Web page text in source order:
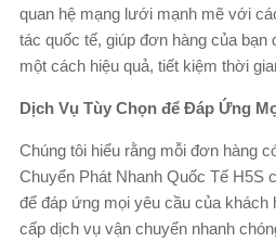
quan hệ mạng lưới mạnh mẽ với
tác quốc tế, giúp đơn hàng của
một cách hiệu quả, tiết kiệm thời
Dịch Vụ Tùy Chọn để Đáp Ứng
Chúng tôi hiểu rằng mỗi đơn hàng
Chuyển Phát Nhanh Quốc Tế H5S
để đáp ứng mọi yêu cầu của khách
cấp dịch vụ vận chuyển nhanh